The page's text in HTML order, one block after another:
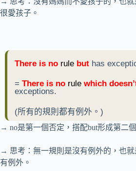
很愛孩子。
There is no rule but has
= There is no rule which
exceptions.
(所有的規則都有例外。)
→ no是第一個否定，搭配but形成第二
→ 思考：無一規則是沒有例外的，也
有例外。